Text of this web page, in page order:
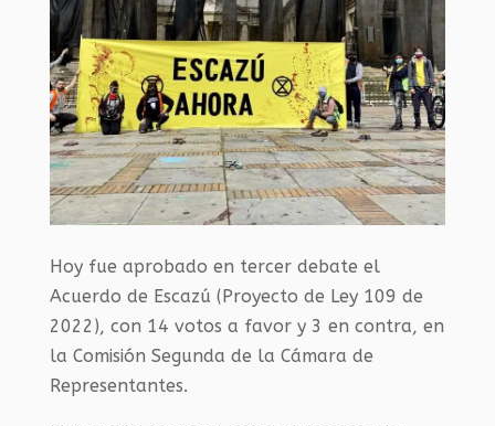
Hoy fue aprobado en tercer debate el
Acuerdo de Escazú (Proyecto de Ley 109 de
2022), con 14 votos a favor y 3 en contra, en
la Comisión Segunda de la Cámara de
Representantes.